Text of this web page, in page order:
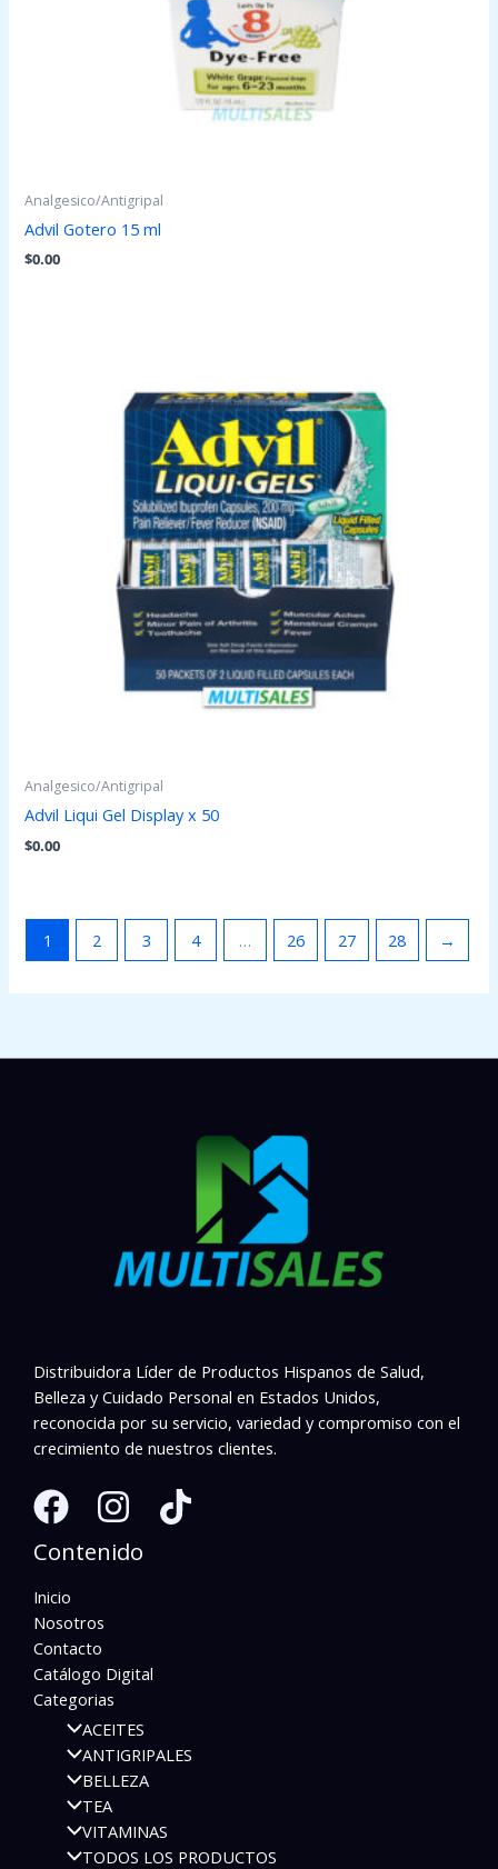
Analgesico/Antigripal
Advil Gotero 15 ml
$0.00
Analgesico/Antigripal
Advil Liqui Gel Display x 50
$0.00
1 2 3 4 … 26 27 28 →
Distribuidora Líder de Productos Hispanos de Salud,
Belleza y Cuidado Personal en Estados Unidos,
reconocida por su servicio, variedad y compromiso con el
crecimiento de nuestros clientes.
Contenido
Inicio
Nosotros
Contacto
Catálogo Digital
Categorias
ACEITES
ANTIGRIPALES
BELLEZA
TEA
VITAMINAS
TODOS LOS PRODUCTOS